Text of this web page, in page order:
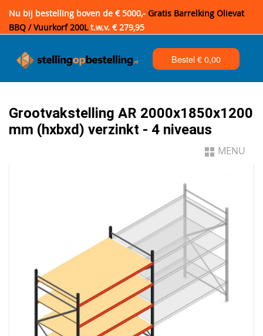
Nu bij bestelling boven de € 5000,- Gratis Barrelking Olievat
BBQ / Vuurkorf 200Lt.w.v. € 279,95
Bestel €0,00
Grootvakstelling AR 2000x1850x1200
mm (hxbxd) verzinkt - 4 niveaus
MENU